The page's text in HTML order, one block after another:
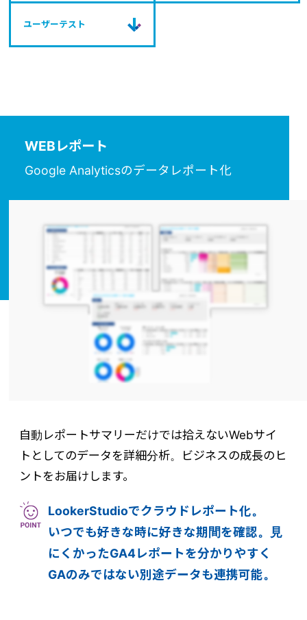
ユーザーテスト
WEBレポート
Google Analyticsのデータレポート化
自動レポートサマリーだけでは拾えないWebサイ
トとしてのデータを詳細分析。ビジネスの成長のヒ
ントをお届けします。
LookerStudioでクラウドレポート化。
いつでも好きな時に好きな期間を確認。見
にくかったGA4レポートを分かりやすく
GAのみではない別途データも連携可能。